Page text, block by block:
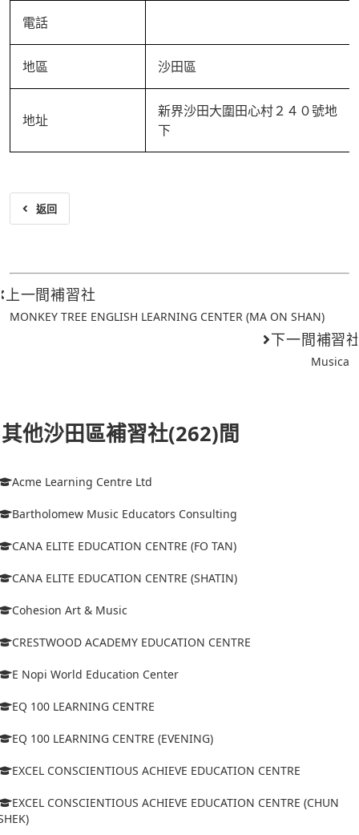
電話
地區 沙田區
地址
新界沙田大圍田心村２４０號地
下
返回
上一間補習社
MONKEY TREE ENGLISH LEARNING CENTER (MA ON SHAN)
下一間補習
Musica
其他沙田區補習社(262)間
Acme Learning Centre Ltd
Bartholomew Music Educators Consulting
CANA ELITE EDUCATION CENTRE (FO TAN)
CANA ELITE EDUCATION CENTRE (SHATIN)
Cohesion Art & Music
CRESTWOOD ACADEMY EDUCATION CENTRE
E Nopi World Education Center
EQ 100 LEARNING CENTRE
EQ 100 LEARNING CENTRE (EVENING)
EXCEL CONSCIENTIOUS ACHIEVE EDUCATION CENTRE
EXCEL CONSCIENTIOUS ACHIEVE EDUCATION CENTRE (CHUN